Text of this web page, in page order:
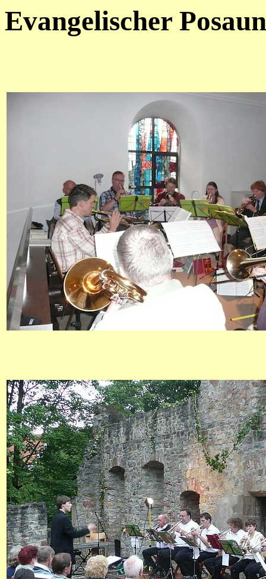
Evangelischer